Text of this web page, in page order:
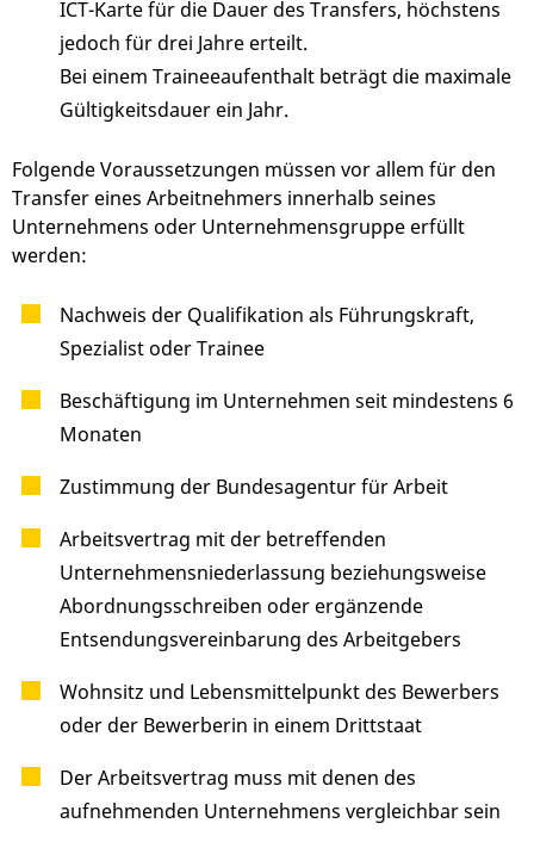
ICT-Karte für die Dauer des Transfers, höchstens
jedoch für drei Jahre erteilt.
Bei einem Traineeaufenthalt beträgt die maximale
Gültigkeitsdauer ein Jahr.
Folgende Voraussetzungen müssen vor allem für den
Transfer eines Arbeitnehmers innerhalb seines
Unternehmens oder Unternehmensgruppe erfüllt
werden:
Nachweis der Qualifikation als Führungskraft,
Spezialist oder Trainee
Beschäftigung im Unternehmen seit mindestens 6
Monaten
Zustimmung der Bundesagentur für Arbeit
Arbeitsvertrag mit der betreffenden
Unternehmensniederlassung beziehungsweise
Abordnungsschreiben oder ergänzende
Entsendungsvereinbarung des Arbeitgebers
Wohnsitz und Lebensmittelpunkt des Bewerbers
oder der Bewerberin in einem Drittstaat
Der Arbeitsvertrag muss mit denen des
aufnehmenden Unternehmens vergleichbar sein